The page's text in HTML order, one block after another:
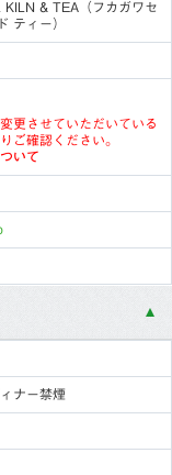
& TEA（フカガワセ
ティー）
更させていただいている
ご確認ください。
いて
ナー禁煙